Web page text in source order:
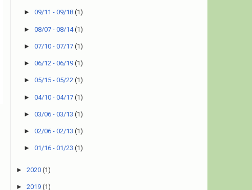
►09/11 - 09/18(1)
►08/07 - 08/14(1)
►07/10 - 07/17(1)
►06/12 - 06/19(1)
►05/15 - 05/22(1)
►04/10 - 04/17(1)
►03/06 - 03/13(1)
►02/06 - 02/13(1)
►01/16 - 01/23(1)
► 2020 (1)
► 2019 (1)